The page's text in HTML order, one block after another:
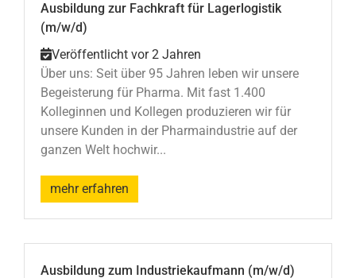
Ausbildung zur Fachkraft für Lagerlogistik
(m/w/d)
Veröffentlicht vor 2 Jahren
Über uns: Seit über 95 Jahren leben wir unsere
Begeisterung für Pharma. Mit fast 1.400
Kolleginnen und Kollegen produzieren wir für
unsere Kunden in der Pharmaindustrie auf der
ganzen Welt hochwir...
mehr erfahren
Ausbildung zum Industriekaufmann (m/w/d)